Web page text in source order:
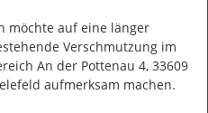
möchte auf eine länger
Verschmutzung im
An der Pottenau 4, 33609
aufmerksam machen.